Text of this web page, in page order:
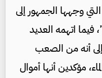
وجهها الجمهور إلى
اتهمه العديد
إلى أنه من الصعب
مؤكدين أنها أموال